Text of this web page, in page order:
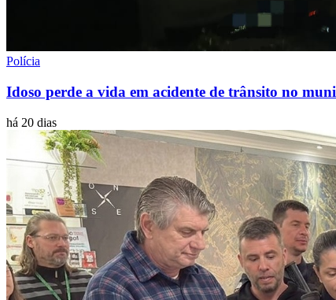
Polícia
Idoso perde a vida em acidente de trânsito no
há 20 dias